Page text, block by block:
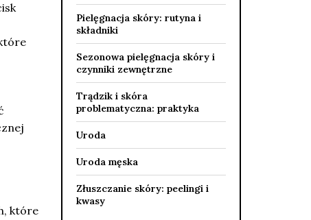
które
Pielęgnacja skóry: rutyna i
składniki
Sezonowa pielęgnacja skóry i
czynniki zewnętrzne
Trądzik i skóra
problematyczna: praktyka
Uroda
Uroda męska
Złuszczanie skóry: peelingi i
kwasy